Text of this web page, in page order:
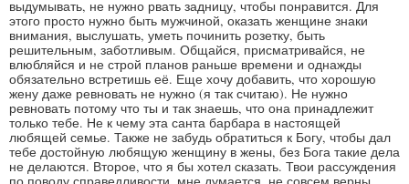
выдумывать, не нужно рвать задницу, чтобы понравится. Для
этого просто нужно быть мужчиной, оказать женщине знаки
внимания, выслушать, уметь починить розетку, быть
решительным, заботливым. Общайся, присматривайся, не
влюбляйся и не строй планов раньше времени и однажды
обязательно встретишь её. Еще хочу добавить, что хорошую
жену даже ревновать не нужно (я так считаю). Не нужно
ревновать потому что ты и так знаешь, что она принадлежит
только тебе. Не к чему эта санта барбара в настоящей
любящей семье. Также не забудь обратиться к Богу, чтобы дал
тебе достойную любящую женщину в жены, без Бога такие дела
не делаются. Второе, что я бы хотел сказать. Твои рассуждения